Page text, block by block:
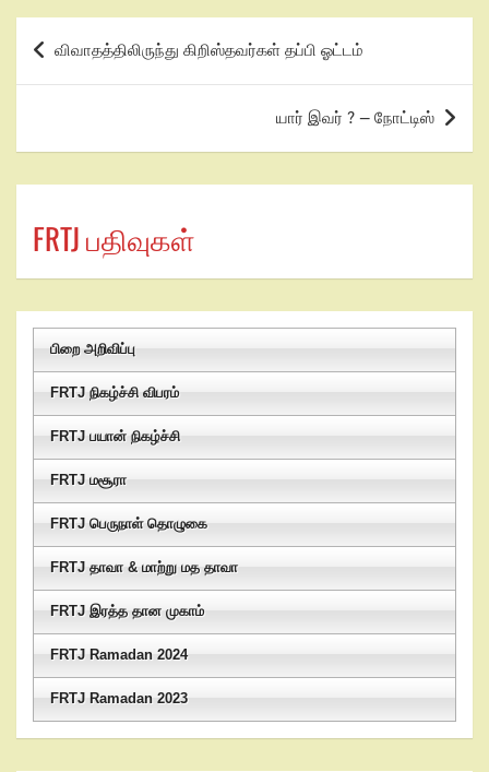
விவாதத்திலிருந்து கிறிஸ்தவர்கள் தப்பி ஓட்டம்
யார் இவர் ? – நோட்டிஸ்
FRTJ பதிவுகள்
பிறை அறிவிப்பு
FRTJ நிகழ்ச்சி விபரம்
FRTJ பயான் நிகழ்ச்சி
FRTJ மசூரா
FRTJ பெருநாள் தொழுகை
FRTJ தாவா & மாற்று மத தாவா
FRTJ இரத்த தான முகாம்
FRTJ Ramadan 2024
FRTJ Ramadan 2023